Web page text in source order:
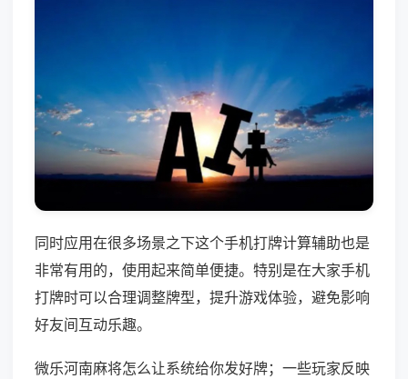
同时应用在很多场景之下这个手机打牌计算辅助也是
非常有用的，使用起来简单便捷。特别是在大家手机
打牌时可以合理调整牌型，提升游戏体验，避免影响
好友间互动乐趣。
微乐河南麻将怎么让系统给你发好牌；一些玩家反映